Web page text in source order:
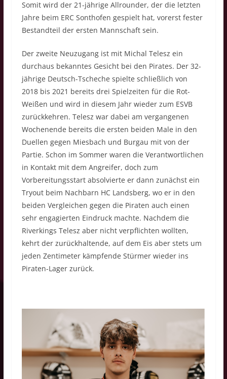
Somit wird der 21-jährige Allrounder, der die letzten
Jahre beim ERC Sonthofen gespielt hat, vorerst fester
Bestandteil der ersten Mannschaft sein.
Der zweite Neuzugang ist mit Michal Telesz ein
durchaus bekanntes Gesicht bei den Pirates. Der 32-
jährige Deutsch-Tscheche spielte schließlich von
2018 bis 2021 bereits drei Spielzeiten für die Rot-
Weißen und wird in diesem Jahr wieder zum ESVB
zurückkehren. Telesz war dabei am vergangenen
Wochenende bereits die ersten beiden Male in den
Duellen gegen Miesbach und Burgau mit von der
Partie. Schon im Sommer waren die Verantwortlichen
in Kontakt mit dem Angreifer, doch zum
Vorbereitungsstart absolvierte er dann zunächst ein
Tryout beim Nachbarn HC Landsberg, wo er in den
beiden Vergleichen gegen die Piraten auch einen
sehr engagierten Eindruck machte. Nachdem die
Riverkings Telesz aber nicht verpflichten wollten,
kehrt der zurückhaltende, auf dem Eis aber stets um
jeden Zentimeter kämpfende Stürmer wieder ins
Piraten-Lager zurück.